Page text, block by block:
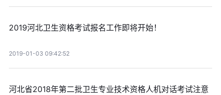
2019河北卫生资格考试报名工作即将开始！
2019-01-03 09:42:52
河北省2018年第二批卫生专业技术资格人机对话考试注意